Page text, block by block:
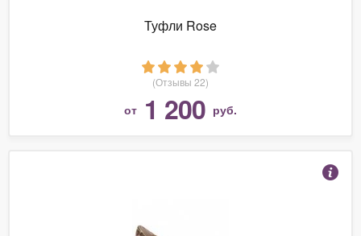
Туфли Rose
(Отзывы 22)
от 1 200 руб.